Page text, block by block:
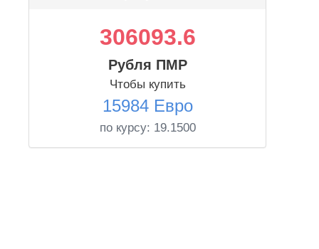
306093.6
Рубля ПМР
Чтобы купить
15984 Евро
по курсу: 19.1500